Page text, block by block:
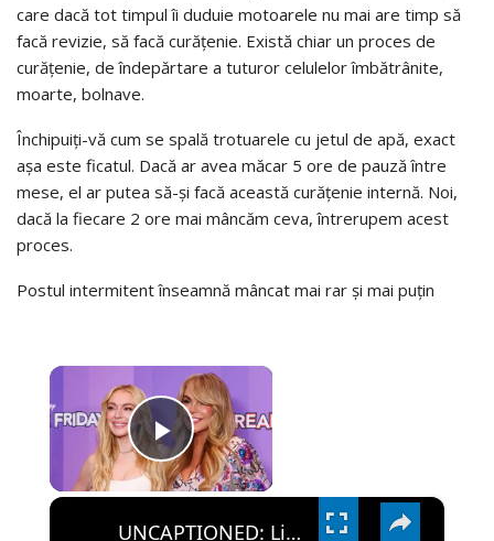
care dacă tot timpul îi duduie motoarele nu mai are timp să
facă revizie, să facă curățenie. Există chiar un proces de
curățenie, de îndepărtare a tuturor celulelor îmbătrânite,
moarte, bolnave.
Închipuiți-vă cum se spală trotuarele cu jetul de apă, exact
așa este ficatul. Dacă ar avea măcar 5 ore de pauză între
mese, el ar putea să-și facă această curățenie internă. Noi,
dacă la fiecare 2 ore mai mâncăm ceva, întrerupem acest
proces.
Postul intermitent înseamnă mâncat mai rar și mai puțin
×
PLAY
VIDEO
×
UNCAPTIONED: Lindsay Lohan celebrates 40: 'Grateful'.